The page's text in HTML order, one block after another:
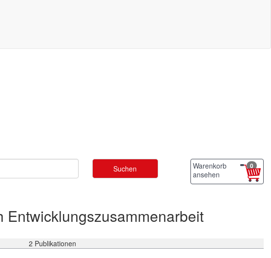
Warenkorb
ansehen
0
Entwicklungszusammenarbeit
2 Publikationen